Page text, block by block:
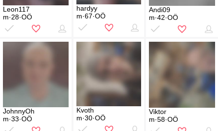
Leon117
m·28·OÖ
hardyy
m·67·OÖ
Andi09
m·42·OÖ
JohnnyOh
m·33·OÖ
Kvoth
m·30·OÖ
Viktor
m·58·OÖ